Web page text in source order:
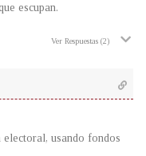
escupan.
Ver Respuestas (2)
usando fondos